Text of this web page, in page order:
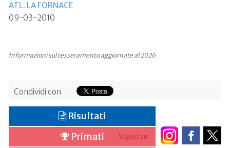
ATL. LA FORNACE
09-03-2010
Informazioni sul tesseramento aggiornate al 2026
Condividi con
Seguici su:
Risultati
Primati